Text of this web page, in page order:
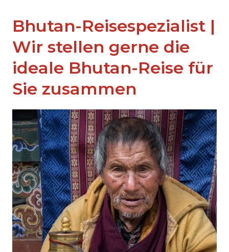
Bhutan-Reisespezialist |
Wir stellen gerne die
ideale Bhutan-Reise für
Sie zusammen